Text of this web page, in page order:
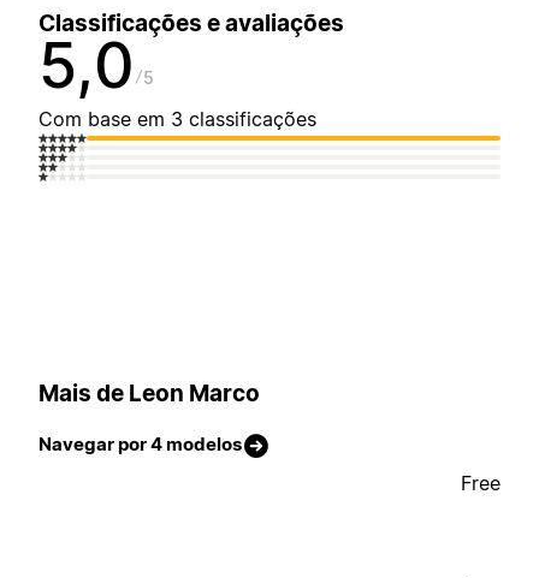
Classificações e avaliações
5,0 5
Com base em 3 classificações
Mais de Leon Marco
Navegar por 4 modelos
Free